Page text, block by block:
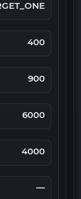
400
900
6000
4000
—